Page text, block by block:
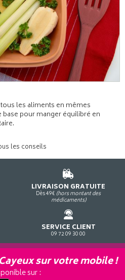
les aliments en mêmes
base pour manger équilibré en
les conseils
LIVRAISON GRATUITE
Dès 49€ (hors montant des
médicaments)
SERVICE CLIENT
09 72 09 30 00
sur votre mobile !
sur :